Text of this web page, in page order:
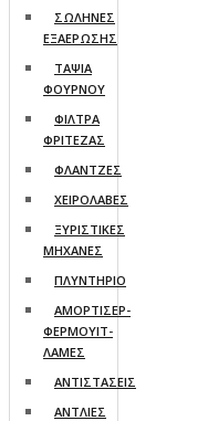
ΣΩΛΗΝΕΣ
ΕΞΑΕΡΩΣΗΣ
ΤΑΨΙΑ
ΦΟΥΡΝΟΥ
ΦΙΛΤΡΑ
ΦΡΙΤΕΖΑΣ
ΦΛΑΝΤΖΕΣ
ΧΕΙΡΟΛΑΒΕΣ
ΞΥΡΙΣΤΙΚΕΣ
ΜΗΧΑΝΕΣ
ΠΛΥΝΤΗΡΙΟ
ΑΜΟΡΤΙΣΕΡ-
ΦΕΡΜΟΥΙΤ-
ΛΑΜΕΣ
ΑΝΤΙΣΤΑΣΕΙΣ
ΑΝΤΛΙΕΣ